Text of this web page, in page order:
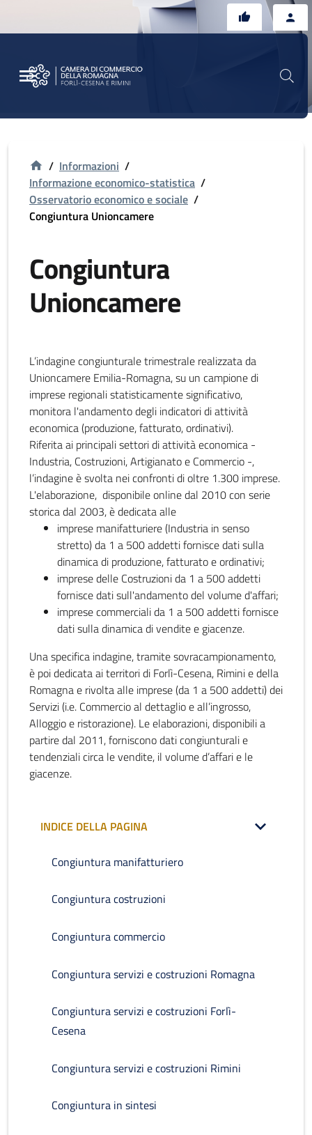
/ Informazioni /
Informazione economico-statistica /
Osservatorio economico e sociale /
Congiuntura Unioncamere
Congiuntura
Unioncamere
L’indagine congiunturale trimestrale realizzata da
Unioncamere Emilia-Romagna, su un campione di
imprese regionali statisticamente significativo,
monitora l'andamento degli indicatori di attività
economica (produzione, fatturato, ordinativi).
Riferita ai principali settori di attività economica -
Industria, Costruzioni, Artigianato e Commercio -,
l’indagine è svolta nei confronti di oltre 1.300 imprese.
L'elaborazione, disponibile online dal 2010 con serie
storica dal 2003, è dedicata alle
imprese manifatturiere (Industria in senso
stretto) da 1 a 500 addetti fornisce dati sulla
dinamica di produzione, fatturato e ordinativi;
imprese delle Costruzioni da 1 a 500 addetti
fornisce dati sull'andamento del volume d'affari;
imprese commerciali da 1 a 500 addetti fornisce
dati sulla dinamica di vendite e giacenze.
Una specifica indagine, tramite sovracampionamento,
è poi dedicata ai territori di Forlì-Cesena, Rimini e della
Romagna e rivolta alle imprese (da 1 a 500 addetti) dei
Servizi (i.e. Commercio al dettaglio e all’ingrosso,
Alloggio e ristorazione). Le elaborazioni, disponibili a
partire dal 2011, forniscono dati congiunturali e
tendenziali circa le vendite, il volume d’affari e le
giacenze.
INDICE DELLA PAGINA
Congiuntura manifatturiero
Congiuntura costruzioni
Congiuntura commercio
Congiuntura servizi e costruzioni Romagna
Congiuntura servizi e costruzioni Forlì-
Cesena
Congiuntura servizi e costruzioni Rimini
Congiuntura in sintesi